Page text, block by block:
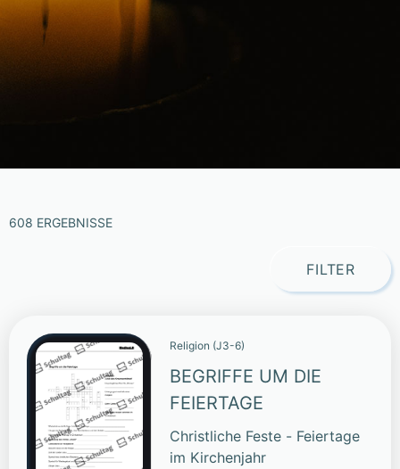
608 ERGEBNISSE
FILTER
Religion (J3-6)
BEGRIFFE UM DIE
FEIERTAGE
Christliche Feste - Feiertage
im Kirchenjahr